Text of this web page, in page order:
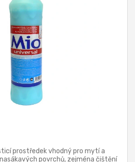
prostředek vhodný pro mytí a
povrchů, zejména čištění